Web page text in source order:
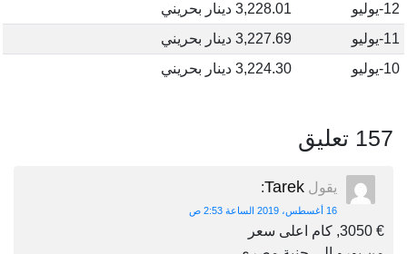
12-يوليو
3,228.01 دينار بحريني
11-يوليو
3,227.69 دينار بحريني
10-يوليو
3,224.30 دينار بحريني
157 تعليق
يقول Tarek
:
16 أغسطس، 2019 الساعة 2:53 ص
€ 3050, كام اعلى سعر